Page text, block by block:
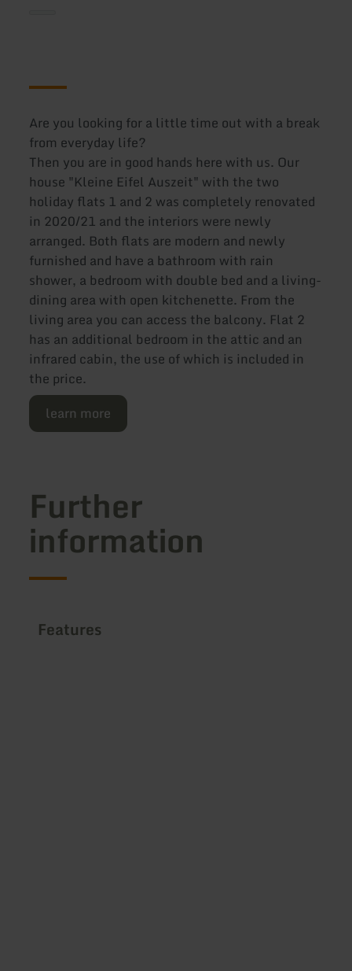
Are you looking for a little time out with a break
from everyday life?
Then you are in good hands here with us. Our
house "Kleine Eifel Auszeit" with the two
holiday flats 1 and 2 was completely renovated
in 2020/21 and the interiors were newly
arranged. Both flats are modern and newly
furnished and have a bathroom with rain
shower, a bedroom with double bed and a living-
dining area with open kitchenette. From the
living area you can access the balcony. Flat 2
has an additional bedroom in the attic and an
infrared cabin, the use of which is included in
the price.
learn more
Further
information
Features